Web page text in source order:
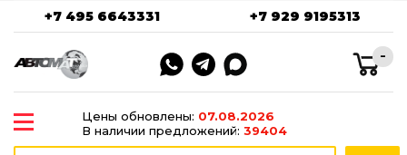
+7 495 6643331 +7 929 9195313
-
Цены обновлены: 07.08.2026
В наличии предложений: 39404